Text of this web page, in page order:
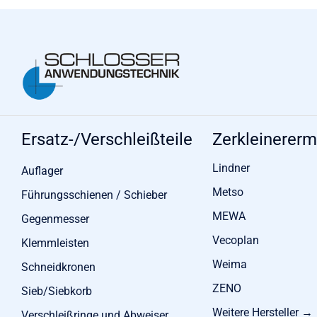
Ersatz-/Verschleißteile
Auflager
Führungsschienen / Schieber
Gegenmesser
Klemmleisten
Schneidkronen
Sieb/Siebkorb
Lindner
Metso
MEWA
Vecoplan
Weima
ZENO
Weitere Hersteller →